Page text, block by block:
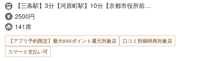
【三条駅】3分【河原町駅】10分【京都市役所前…
2500円
141席
【アプリ予約限定】最大800ポイント還元対象店
口コミ投稿特典対象店
スマート支払い可